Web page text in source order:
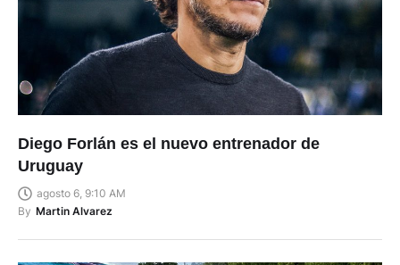
Diego Forlán es el nuevo entrenador de
Uruguay
agosto 6, 9:10 AM
By Martin Alvarez